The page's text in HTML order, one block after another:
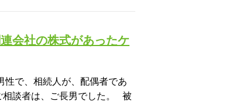
会社の株式があったケ
で、相続人が、配偶者であ
相談者は、ご長男でした。 被